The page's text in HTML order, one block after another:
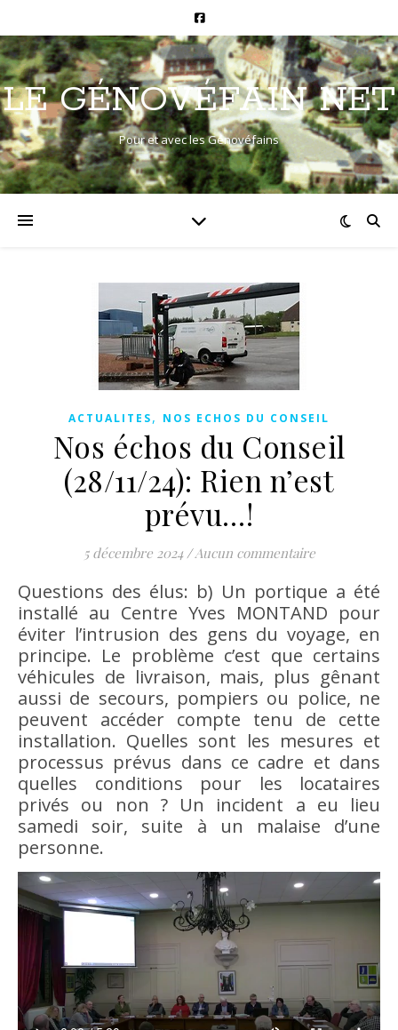
LE GÉNOVÉFAIN NET
Pour et avec les Génovéfains
ACTUALITES, NOS ECHOS DU CONSEIL
Nos échos du Conseil
(28/11/24): Rien n’est
prévu…!
5 décembre 2024 /Aucun commentaire
Questions des élus: b) Un portique a été
installé au Centre Yves MONTAND pour
éviter l’intrusion des gens du voyage, en
principe. Le problème c’est que certains
véhicules de livraison, mais, plus gênant
aussi de secours, pompiers ou police, ne
peuvent accéder compte tenu de cette
installation. Quelles sont les mesures et
processus prévus dans ce cadre et dans
quelles conditions pour les locataires
privés ou non ? Un incident a eu lieu
samedi soir, suite à un malaise d’une
personne.